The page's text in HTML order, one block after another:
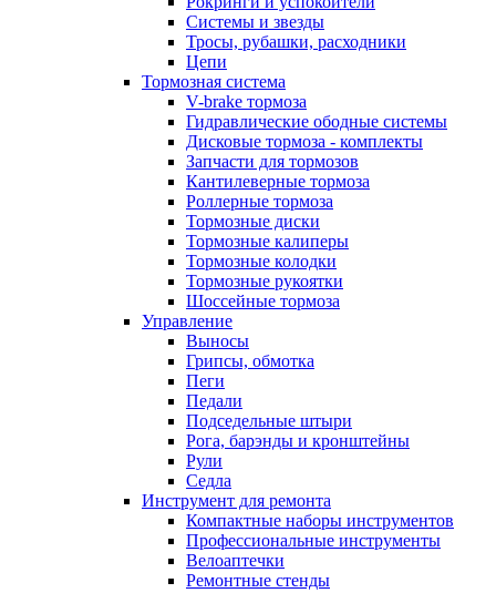
Системы и звезды
Тросы, рубашки, расходники
Цепи
Тормозная система
V-brake тормоза
Гидравлические ободные системы
Дисковые тормоза - комплекты
Запчасти для тормозов
Кантилеверные тормоза
Роллерные тормоза
Тормозные диски
Тормозные калиперы
Тормозные колодки
Тормозные рукоятки
Шоссейные тормоза
Управление
Выносы
Грипсы, обмотка
Пеги
Педали
Подседельные штыри
Рога, барэнды и кронштейны
Рули
Седла
Инструмент для ремонта
Компактные наборы инструментов
Профессиональные инструменты
Велоаптечки
Ремонтные стенды